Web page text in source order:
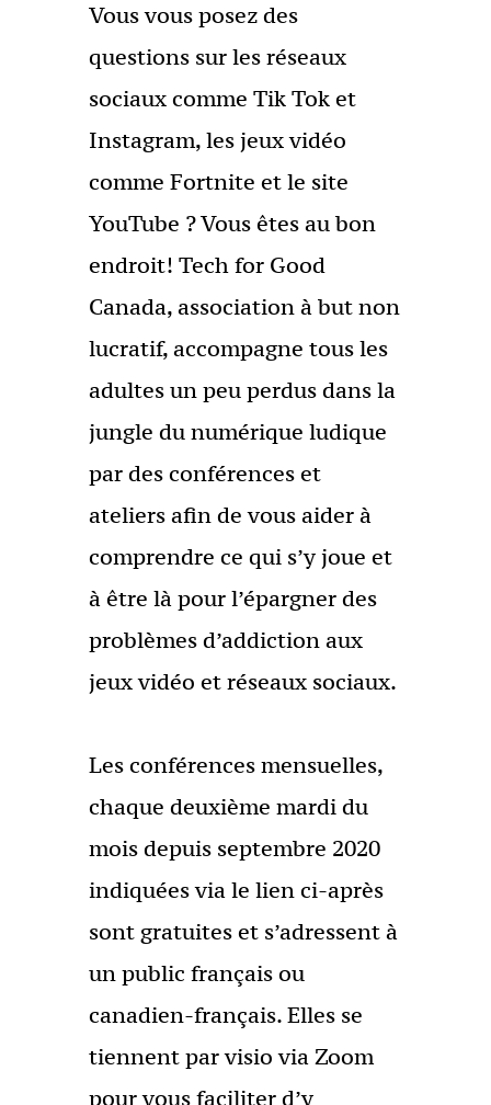
Vous vous posez des
questions sur les réseaux
sociaux comme Tik Tok et
Instagram, les jeux vidéo
comme Fortnite et le site
YouTube ? Vous êtes au bon
endroit! Tech for Good
Canada, association à but non
lucratif, accompagne tous les
adultes un peu perdus dans la
jungle du numérique ludique
par des conférences et
ateliers afin de vous aider à
comprendre ce qui s’y joue et
à être là pour l’épargner des
problèmes d’addiction aux
jeux vidéo et réseaux sociaux.
Les conférences mensuelles,
chaque deuxième mardi du
mois depuis septembre 2020
indiquées via le lien ci-après
sont gratuites et s’adressent à
un public français ou
canadien-français. Elles se
tiennent par visio via Zoom
pour vous faciliter d’y